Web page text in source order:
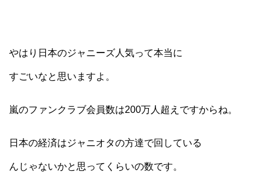
やはり日本のジャニーズ人気って本当に
すごいなと思いますよ。
嵐のファンクラブ会員数は200万人超えですからね。
日本の経済はジャニオタの方達で回している
んじゃないかと思ってくらいの数です。